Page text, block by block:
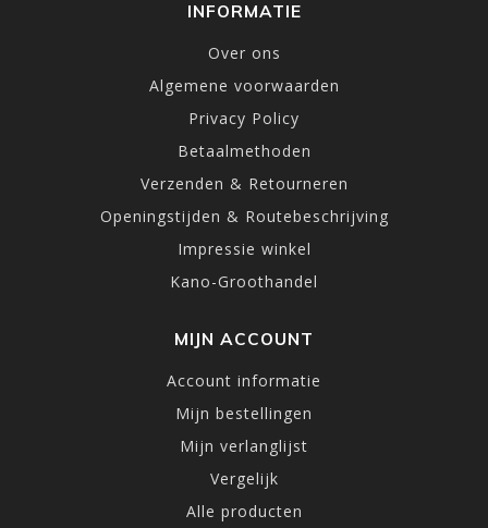
INFORMATIE
Over ons
Algemene voorwaarden
Privacy Policy
Betaalmethoden
Verzenden & Retourneren
Openingstijden & Routebeschrijving
Impressie winkel
Kano-Groothandel
MIJN ACCOUNT
Account informatie
Mijn bestellingen
Mijn verlanglijst
Vergelijk
Alle producten